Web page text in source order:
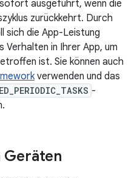
ausgeführt, wenn die
zurückkehrt. Durch
sich die App-Leistung
Verhalten in Ihrer App, um
ist. Sie können auch
verwenden und das
-